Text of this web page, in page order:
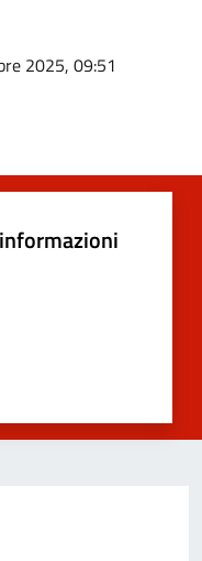
2025, 09:51